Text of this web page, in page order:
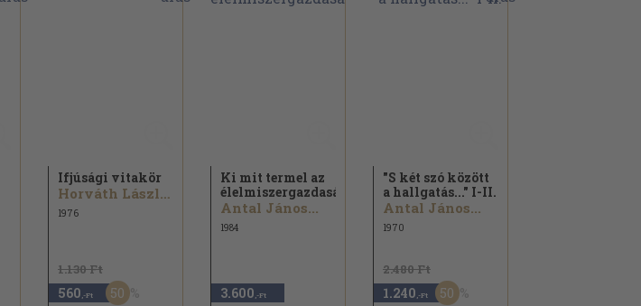
Ifjúsági vitakör
Horváth László...
1976
1.130 Ft
560 ,-Ft 50
Ki mit termel az
élelmiszergazdaságban
Antal János...
1984
3.600 ,-Ft
"S két szó között
a hallgatás..." I-II.
Antal János...
1970
2.480 Ft
1.240 ,-Ft 50